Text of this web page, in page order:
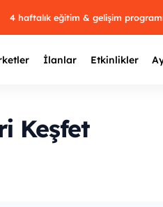
4 haftalık eğitim & gelişim
İlanlar Etkinlikler
Keşfet